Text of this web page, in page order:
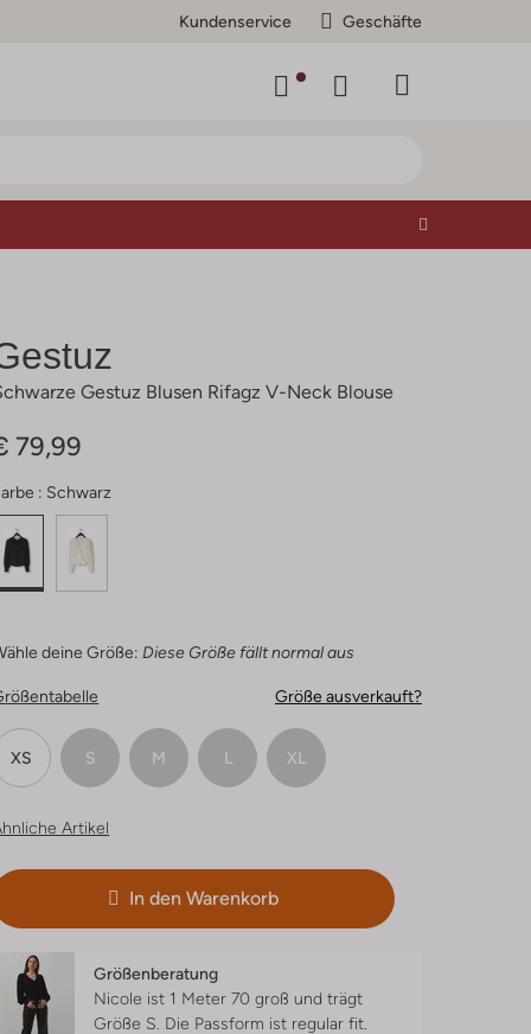
Kundenservice Geschäfte
Gestuz Blusen Rifagz V-Neck Blouse
79,99
: Schwarz
deine Größe: Diese Größe fällt normal aus
Größe ausverkauft?
XS S M L XL
Artikel
In den Warenkorb
Größenberatung
Nicole ist 1 Meter 70 groß und trägt
Größe S. Die Passform ist regular fit